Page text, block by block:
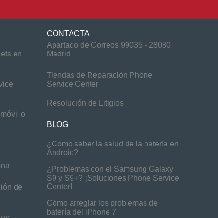
en
o
de
CONTACTA
Apartado de Correos 99035 - 28080
Madrid
Tiendas de Reparación Phone
Service Center
Resolución de Litigios
BLOG
¿Como saber la salud de la batería en
Android?
¿Problemas con el Samsung Galaxy
S9 y S9+? ¡Soluciones Phone Service
Center!
Cómo arreglar los problemas de
batería del iPhone 7